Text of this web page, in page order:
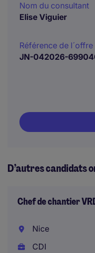
Nom du consultant
Elise Viguier
Référence de l´offre
JN-042026-
D’autres candidats
Chef de chantier
Nice
CDI